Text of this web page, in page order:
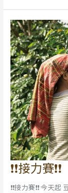
❗️❗️接力賽❗️❗️
❗️❗️接力賽❗️❗️ 今天
❗️❗️
力